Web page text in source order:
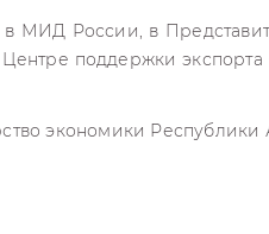
в МИД России, в
поддержки
экономики Республики